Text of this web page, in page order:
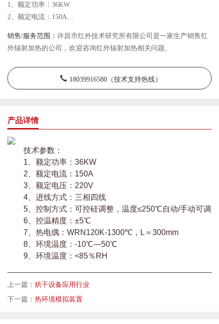
1、额定功率：36KW
2、额定电流：150A
4、进线方式：三相四线
销售/服务范围： 许昌市红外技术研究所有限公司是一家生产销售红
外辐射加热的公司，欢迎咨询红外辐射加热相关问题。
18039916580（技术支持热线）
产品详情
技术参数：
1、额定功率：36KW
2、额定电流：150A
3、额定电压：220V
4、进线方式：三相四线
5、控制方式：可控硅调整，温度≤250℃自动/手动可调
6、控温精度：±5℃
7、热电偶：WRN120K-1300℃，L＝300mm
8、环境温度：-10℃—50℃
9、环境温度：<85％RH
上一篇： 烘干设备应用行业
下一篇： 热环境模拟装置